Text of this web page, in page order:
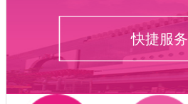
快捷服务